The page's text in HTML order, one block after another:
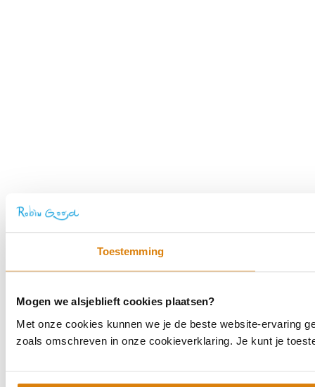
Toestemming
Mogen we alsjeblieft cookies plaatsen?
Met onze cookies kunnen we je de beste website-ervaring
zoals omschreven in onze cookieverklaring. Je kunt je